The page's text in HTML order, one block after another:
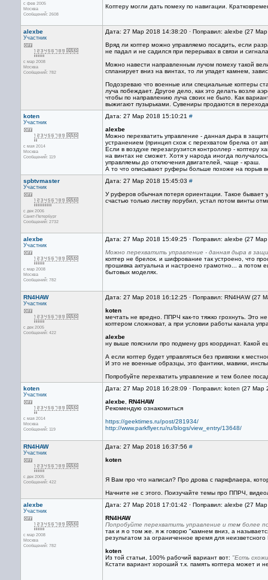
с фев 2005
Москва
Сообщений: 2608
Коптеру могли дать помеху по навигации.
alexbe
Участник
с мар 2008
Москва
Сообщений: 782
Дата: 27 Мар 2018 14:38:20 · Поправил: alexbe (27
Вряд ли коптер можно управляемо посадить, если
не падал и не садился при перерывах в связи и
Можно навести направленным лучом помеху такой
спланирует вниз на винтах, то ли упадет камнем,
Подозреваю что военные или специальные коптеры
луча побеждает. Другое дело, как это делать возле
чтобы по направлению луча своих не было. Как
выжигают пузырьками. Сувениры продаются в
koten
Участник
с мая 2014
Москва
Сообщений: 119
Дата: 27 Мар 2018 15:10:21 #
alexbe
Можно перехватить управление - данная дыра в
устранением (принцип схож с перехватом брелка от
Если в воздухе перезагрузится контроллер - коптеру
на винтах не сможет. Хотя у народа иногда
управляемы до отключения двигателей, чаще - краш.
А то что описывают руферы больше похоже на порыв
spbtvmaster
Участник
с дек 2006
Санкт-Петербург
Сообщений: 2732
Дата: 27 Мар 2018 15:45:03 #
У руферов обычная потеря ориентации. Такое бывает
счастью только листву порубил, устал потом винты
alexbe
Участник
с мар 2008
Москва
Сообщений: 782
Дата: 27 Мар 2018 15:49:25 · Поправил: alexbe (27
Можно перехватить управление - данная дыра в
коптер не брелок. и шифрование так устроено, что
прошивка актуальна и настроено грамотно... а потом
бытовых моделях.
RN4HAW
Участник
с дек 2005
Сообщений: 422
Дата: 27 Мар 2018 16:12:25 · Поправил: RN4HAW (27
koten
мечтать не вредно. ППРЧ как-то тяжко грохнуть. Это
коптером сложноват, а при условии работы канала
alexbe
ну выше пояснили про подмену gps координат. Какой
А если коптер будет управляться без привязки к
И это не военные образцы, это фантики, мавики,
Попробуйте перехватить управление и тем более
koten
Участник
с мая 2014
Москва
Сообщений: 119
Дата: 27 Мар 2018 16:28:09 · Поправил: koten (27 Мар
alexbe RN4HAW
Рекомендую ознакомиться
https://geektimes.ru/post/281934/
http://www.parkflyer.ru/ru/blogs/view_entry/13648/
RN4HAW
Участник
с дек 2005
Сообщений: 422
Дата: 27 Мар 2018 16:37:56 #
koten
Я Вам про что написал? Про дрова с паркфлаера,
Начните не с этого. Поизучайте темы про ППРЧ,
alexbe
Участник
с мар 2008
Москва
Сообщений: 782
Дата: 27 Мар 2018 17:01:42 · Поправил: alexbe (27
RN4HAW
Попробуйте перехватить управление и тем более
так и я о том же. я ж говорю "камнем вниз, а
результатом за ограниченное время для
koten
Из той статьи, 100% рабочий вариант вот: "Есть
Кстати вариант хороший т.к. память коптера может и